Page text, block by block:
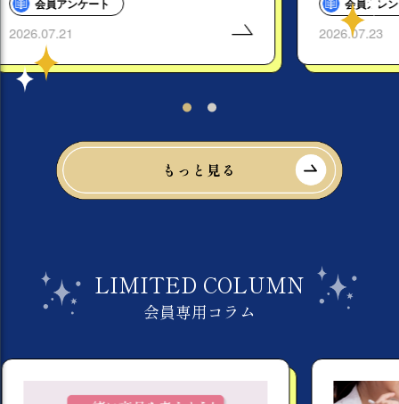
2026.07.23
もっと見る
LIMITED COLUMN
会員専用コラム